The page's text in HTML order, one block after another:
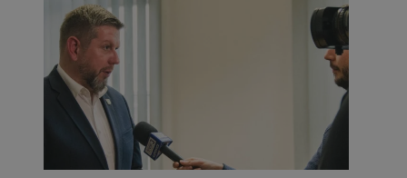
euds
Google Privacy Policy